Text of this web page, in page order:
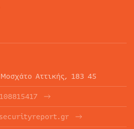
Αττικής, 183 45